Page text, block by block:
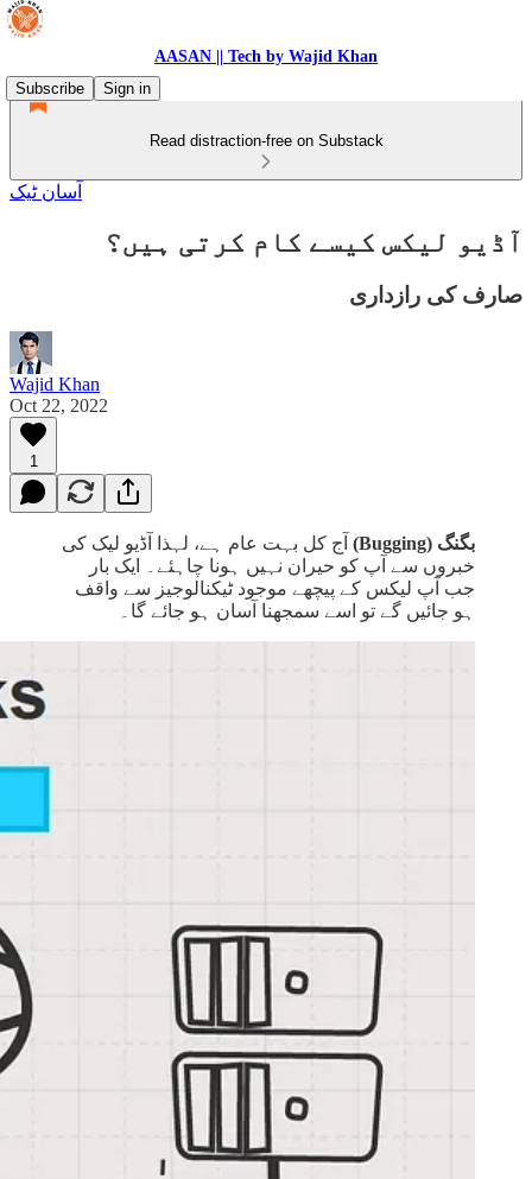
AASAN || Tech by Wajid Khan
Subscribe
Sign in
Read distraction-free on Substack
آسان ٹیک
آڈیو لیکس کیسے کام کرتی ہیں؟
صارف کی رازداری
Wajid Khan
Oct 22, 2022
1
بگنگ (Bugging)
آج کل بہت عام ہے، لہذا آڈیو لیک کی
خبروں سے آپ کو حیران نہیں ہونا چاہئے۔ ایک بار
جب آپ لیکس کے پیچھے موجود ٹیکنالوجیز سے واقف
ہو جائیں گے تو اسے سمجھنا آسان ہو جائے گا۔